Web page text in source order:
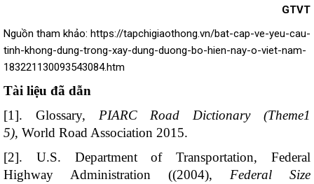
GTVT
Nguồn tham khảo: https://tapchigiaothong.vn/bat-cap-ve-yeu-cau-
tinh-khong-dung-trong-xay-dung-duong-bo-hien-nay-o-viet-nam-
183221130093543084.htm
Tài liệu đã dẫn
[1]. Glossary, PIARC Road Dictionary (Theme1
5), World Road Association 2015.
[2]. U.S. Department of Transportation, Federal
Highway Administration ((2004), Federal Size